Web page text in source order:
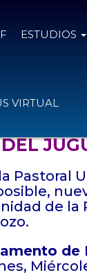
ESTUDIOS
VIRTUAL
Pastoral
de la
de